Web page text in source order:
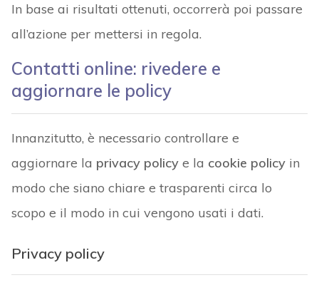
In base ai risultati ottenuti, occorrerà poi passare
all’azione per mettersi in regola.
Contatti online: rivedere e
aggiornare le policy
Innanzitutto, è necessario controllare e
aggiornare la privacy policye la cookie policy in
modo che siano chiare e trasparenti circa lo
scopo e il modo in cui vengono usati i dati.
Privacy policy